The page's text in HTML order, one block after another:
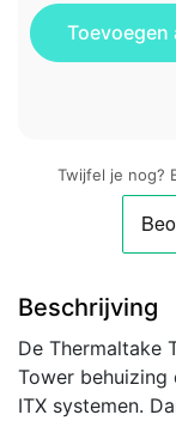
Twijfel je nog?
Beschrijving
De Thermaltake
Tower
ITX systemen.